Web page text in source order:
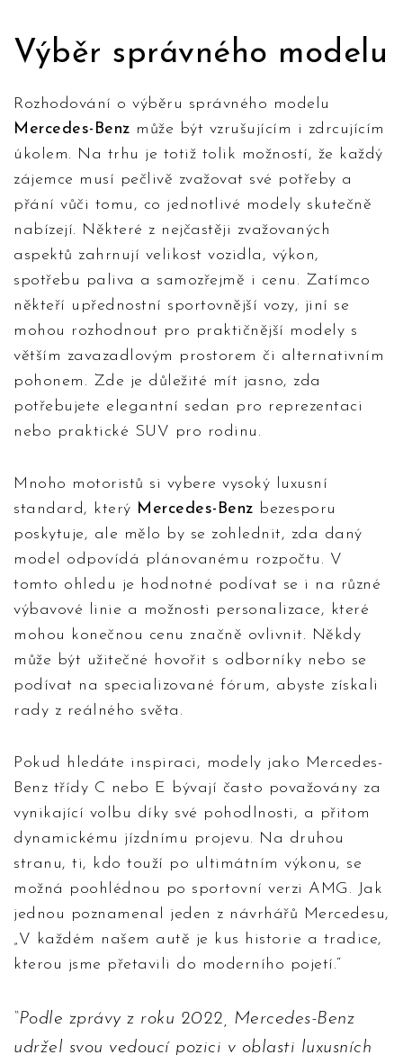
Výběr správného modelu
Rozhodování o výběru správného modelu
Mercedes-Benz může být vzrušujícím i zdrcujícím
úkolem. Na trhu je totiž tolik možností, že každý
zájemce musí pečlivě zvažovat své potřeby a
přání vůči tomu, co jednotlivé modely skutečně
nabízejí. Některé z nejčastěji zvažovaných
aspektů zahrnují velikost vozidla, výkon,
spotřebu paliva a samozřejmě i cenu. Zatímco
někteří upřednostní sportovnější vozy, jiní se
mohou rozhodnout pro praktičnější modely s
větším zavazadlovým prostorem či alternativním
pohonem. Zde je důležité mít jasno, zda
potřebujete elegantní sedan pro reprezentaci
nebo praktické SUV pro rodinu.
Mnoho motoristů si vybere vysoký luxusní
standard, který Mercedes-Benz bezesporu
poskytuje, ale mělo by se zohlednit, zda daný
model odpovídá plánovanému rozpočtu. V
tomto ohledu je hodnotné podívat se i na různé
výbavové linie a možnosti personalizace, které
mohou konečnou cenu značně ovlivnit. Někdy
může být užitečné hovořit s odborníky nebo se
podívat na specializované fórum, abyste získali
rady z reálného světa.
Pokud hledáte inspiraci, modely jako Mercedes-
Benz třídy C nebo E bývají často považovány za
vynikající volbu díky své pohodlnosti, a přitom
dynamickému jízdnímu projevu. Na druhou
stranu, ti, kdo touží po ultimátním výkonu, se
možná poohlédnou po sportovní verzi AMG. Jak
jednou poznamenal jeden z návrhářů Mercedesu,
„V každém našem autě je kus historie a tradice,
kterou jsme přetavili do moderního pojetí.“
Podle zprávy z roku 2022, Mercedes-Benz
udržel svou vedoucí pozici v oblasti luxusních